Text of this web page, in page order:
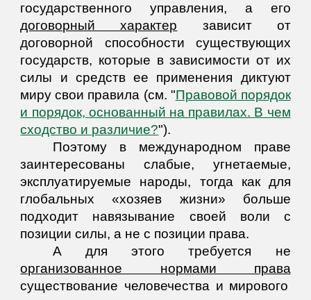
государственного управления, а его
договорный характер зависит от
договорной способности существующих
государств, которые в зависимости от их
силы и средств ее применения диктуют
миру свои правила (см. "Правовой порядок
и порядок, основанный на правилах. В чем
сходство и различие?").
Поэтому в международном праве
заинтересованы слабые, угнетаемые,
эксплуатируемые народы, тогда как для
глобальных «хозяев жизни» больше
подходит навязывание своей воли с
позиции силы, а не с позиции права.
А для этого требуется не
организованное нормами права
существование человечества и мирового